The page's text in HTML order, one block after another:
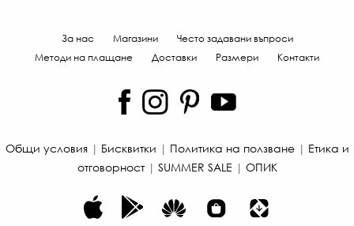
За нас Магазини
Често задавани въпроси
Методи на плащане
Доставки Размери Контакти
Общи условия| Бисквитки | Политика на ползване| Етика и
отговорност| SUMMER SALE | ОПИК